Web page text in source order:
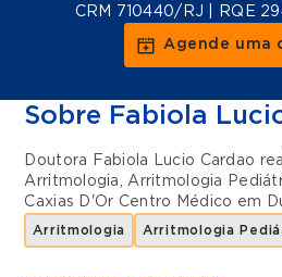
CRM 710440/RJ | RQE
Agende uma
Sobre Fabiola
Doutora Fabiola Lucio Cardao
Arritmologia,Arritmologia
Caxias D'Or Centro Médico em
Arritmologia Arritmologia